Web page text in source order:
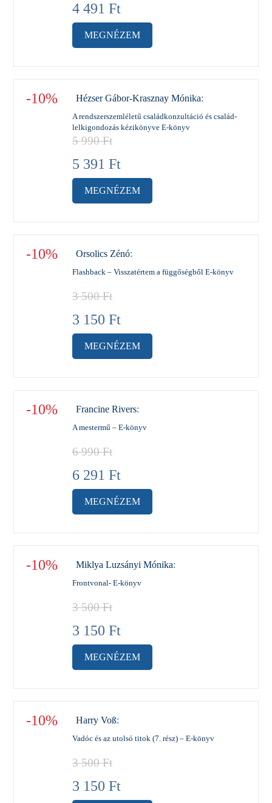
4 491 Ft
MEGNÉZEM
-10% Hézser Gábor-Krasznay Mónika:
A rendszerszemléletű családkonzultáció és család-
lelkigondozás kézikönyve E-könyv
5 990Ft
5 391 Ft
MEGNÉZEM
-10% Orsolics Zénó:
Flashback – Visszatértem a függőségből E-könyv
3 500Ft
3 150 Ft
MEGNÉZEM
-10% Francine Rivers:
A mestermű – E-könyv
6 990Ft
6 291 Ft
MEGNÉZEM
-10% Miklya Luzsányi Mónika:
Frontvonal- E-könyv
3 500Ft
3 150 Ft
MEGNÉZEM
-10% Harry Voß:
Vadóc és az utolsó titok (7. rész) – E-könyv
3 500Ft
3 150 Ft